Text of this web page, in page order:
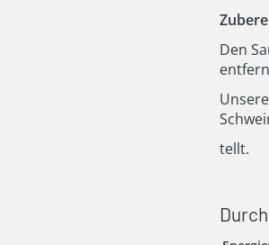
Den
tellt.